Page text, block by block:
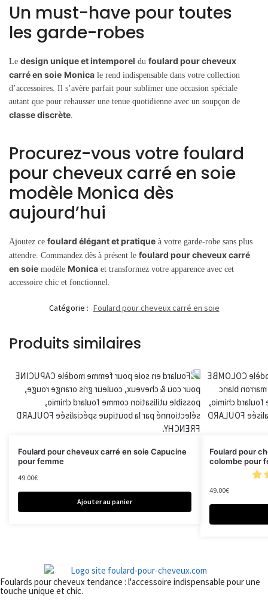
Un must-have pour toutes
les garde-robes
Le design unique et intemporel du foulard pour cheveux
carré en soie Monica le rend indispensable dans votre collection
d’accessoires. Il s’avère parfait pour sublimer une occasion spéciale
autant que pour rehausser une tenue quotidienne avec un soupçon de
classe discrète
Procurez-vous votre foulard
pour cheveux carré en soie
modèle Monica dès
aujourd’hui
Ajoutez ce foulard élégant et pratique à votre garde-robe sans plus
attendre. Commandez dès à présent le foulard pour cheveux carré
en soie modèle Monica et transformez votre apparence avec cet
accessoire chic et fonctionnel.
Catégorie : Foulard pour cheveux carré en soie
Produits similaires
Foulard pour cheveux carré en soie Capucine
pour femme
49.00€
Ajouter au panier
Foulard pour
colombe pour
49.00€
Foulards pour cheveux tendance : l'accessoire indispensable pour une
touche unique et chic.